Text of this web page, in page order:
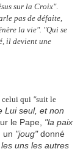
sur la Croix".
pas de défaite,
la vie". "Qui se
il devient une
celui qui "suit le
Lui seul, et non
le Pape, "la paix
un "joug"donné
uns les autres